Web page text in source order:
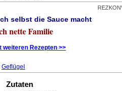
selbst die Sauce macht
nette Familie
weiteren Rezepten >>
Geflügel
Zutaten